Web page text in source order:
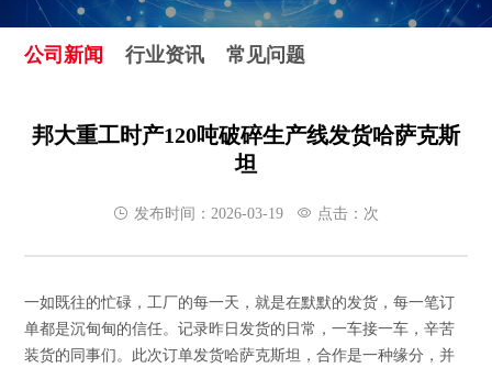
公司新闻 行业资讯 常见问题
邦大重工时产120吨破碎生产线发货哈萨克斯
坦
发布时间：2026-03-19 点击： 次
一如既往的忙碌，工厂的每一天，就是在默默的发货，每一笔订
单都是沉甸甸的信任。记录昨日发货的日常，一车接一车，辛苦
装货的同事们。此次订单发货哈萨克斯坦，合作是一种缘分，并